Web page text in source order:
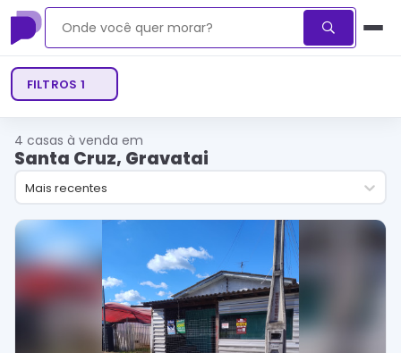
FILTROS 1
4 casas à venda em
Santa Cruz, Gravatai
Mais recentes